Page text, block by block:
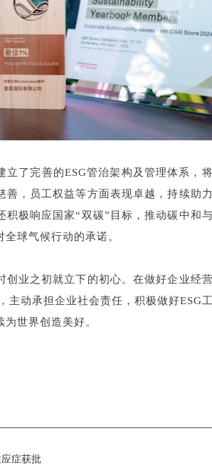
了完善的ESG管治架构及管理体系，
，员工权益等方面表现卓越，持续助
国际还积极响应国家“双碳”目标，推动碳中
球气候行动的承诺。
创业之初就立下的初心。在做好企业经
，主动承担企业社会责任，积极做好ESG
世界创造美好。
应症获批